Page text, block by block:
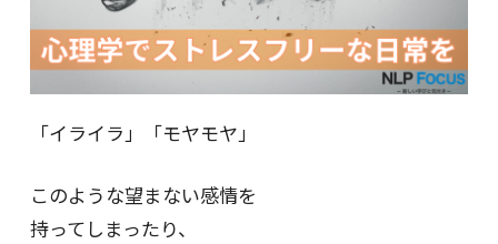
「イライラ」「モヤモヤ」
このような望まない感情を
持ってしまったり、